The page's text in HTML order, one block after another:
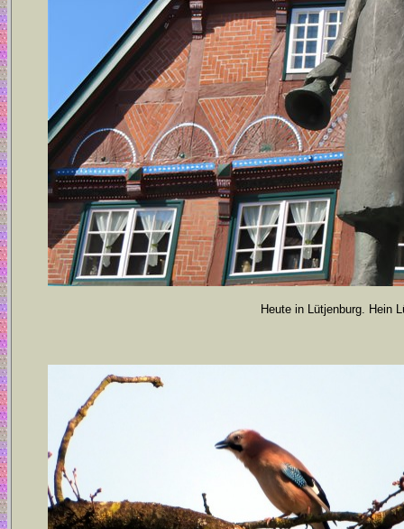
Heute in Lütjenburg. Hein